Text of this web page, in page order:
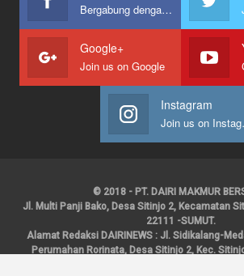
Bergabung dengan kami
Google+
Join us on Google
Instagram
© 2018 - PT. DAIRI MAKMUR
Jl. Multi Panji Bako, Desa Sitinjo 2, Kecamatan
22111 -SUMUT.
Alamat Redaksi DAIRINEWS : Jl. Sidikalang-
Perumahan Rorinata, Desa Sitinjo 2, Kec.